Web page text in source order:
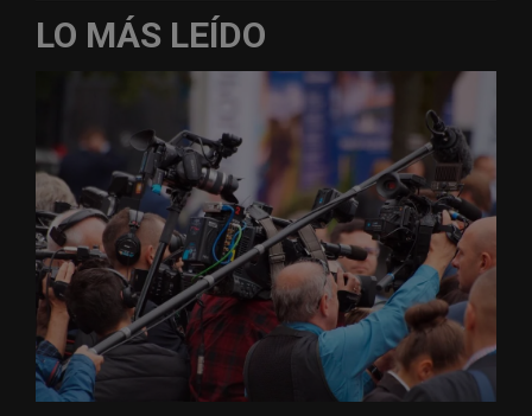
LO MÁS LEÍDO